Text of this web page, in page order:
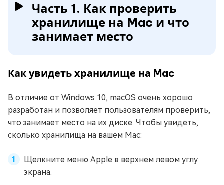
Часть 1. Как проверить
хранилище на Mac и что
занимает место
Как увидеть хранилище на Mac
В отличие от Windows 10, macOS очень хорошо
разработан и позволяет пользователям проверить,
что занимает место на их диске. Чтобы увидеть,
сколько хранилища на вашем Mac:
Щелкните меню Apple в верхнем левом углу
экрана.